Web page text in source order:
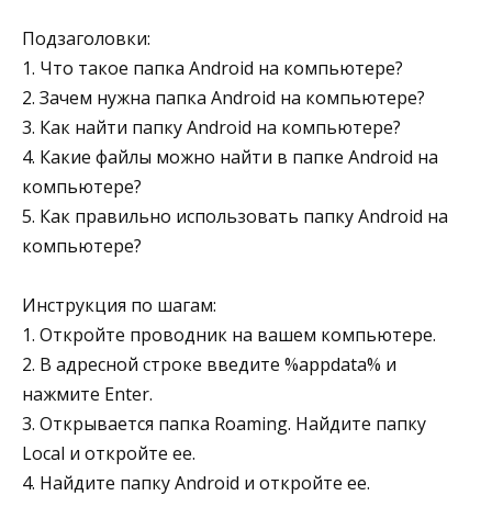
Подзаголовки:
1. Что такое папка Android на компьютере?
2. Зачем нужна папка Android на компьютере?
3. Как найти папку Android на компьютере?
4. Какие файлы можно найти в папке Android на
компьютере?
5. Как правильно использовать папку Android на
компьютере?
Инструкция по шагам:
1. Откройте проводник на вашем компьютере.
2. В адресной строке введите %appdata% и
нажмите Enter.
3. Открывается папка Roaming. Найдите папку
Local и откройте ее.
4. Найдите папку Android и откройте ее.